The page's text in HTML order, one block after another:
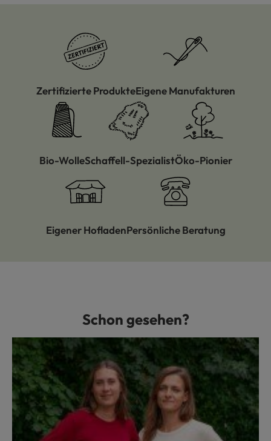
Zertifizierte ProdukteEigene Manufakturen
Bio-WolleSchaffell-SpezialistÖko-Pionier
Eigener HofladenPersönliche Beratung
Produktgalerie überspringenSchon gesehen?